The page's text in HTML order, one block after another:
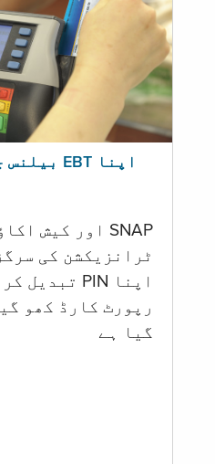
اپنا EBT بیلنس چیک کریں
SNAP اور کیش اکاؤنٹ
ٹرانزیکشن کی
اپنا PIN تبدیل کرنا
رپورٹ کارڈ کھو
گيا ہے